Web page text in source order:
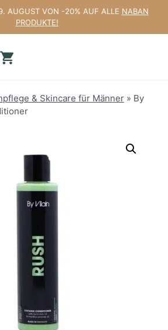
AUGUST VON -20% AUF ALLE NABAN
PRODUKTE!
& Skincare für Männer » By